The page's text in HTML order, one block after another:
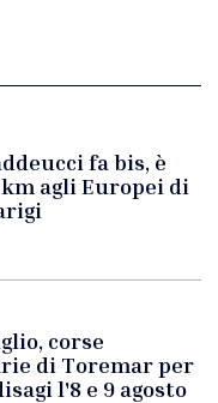
fa bis, è
agli Europei di
corse
di Toremar per
l'8 e 9 agosto